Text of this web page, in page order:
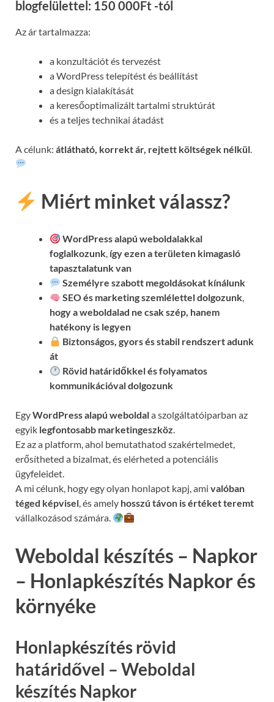
blogfelülettel: 150 000Ft -tól
Az ár tartalmazza:
a konzultációt és tervezést
a WordPress telepítést és beállítást
a design kialakítását
a keresőoptimalizált tartalmi struktúrát
és a teljes technikai átadást
A célunk: átlátható, korrekt ár, rejtett költségek nélkül
Miért minket válassz?
WordPress alapú weboldalakkal
foglalkozunk, így ezen a területen kimagasló
tapasztalatunk van
Személyre szabott megoldásokat kínálunk
SEO és marketing szemlélettel dolgozunk,
hogy a weboldalad ne csak szép, hanem
hatékony is legyen
Biztonságos, gyors és stabil rendszert adunk
át
Rövid határidőkkel és folyamatos
kommunikációvaldolgozunk
EgyWordPress alapú weboldala szolgáltatóiparban az
egyik legfontosabb marketingeszköz.
Ez az a platform, ahol bemutathatod szakértelmedet,
erősítheted a bizalmat, és elérheted a potenciális
ügyfeleidet.
A mi célunk, hogy egy olyan honlapot kapj, ami valóban
téged képvisel, és amely hosszú távon is értéket teremt
vállalkozásod számára.
Weboldal készítés – Napkor
– Honlapkészítés Napkor és
környéke
Honlapkészítés rövid
határidővel – Weboldal
készítés Napkor